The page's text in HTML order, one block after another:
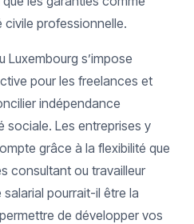
professionnelle.
Luxembourg s’impose
pour les freelances et
indépendance
sociale. Les entreprises y
grâce à la flexibilité que
consultant ou travailleur
pourrait-il être la
de développer vos